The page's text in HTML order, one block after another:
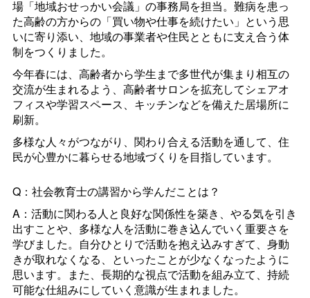
場「地域おせっかい会議」の事務局を担当。難病を患っ
た高齢の方からの「買い物や仕事を続けたい」という思
いに寄り添い、地域の事業者や住民とともに支え合う体
制をつくりました。
今年春には、高齢者から学生まで多世代が集まり相互の
交流が生まれるよう、高齢者サロンを拡充してシェアオ
フィスや学習スペース、キッチンなどを備えた居場所に
刷新。
多様な人々がつながり、関わり合える活動を通して、住
民が心豊かに暮らせる地域づくりを目指しています。
Q：社会教育士の講習から学んだことは？
A：活動に関わる人と良好な関係性を築き、やる気を引き
出すことや、多様な人を活動に巻き込んでいく重要さを
学びました。自分ひとりで活動を抱え込みすぎて、身動
きが取れなくなる、といったことが少なくなったように
思います。また、長期的な視点で活動を組み立て、持続
可能な仕組みにしていく意識が生まれました。